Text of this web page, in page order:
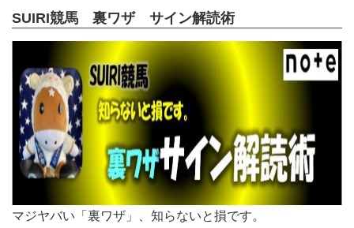
SUIRI競馬 裏ワザ サイン解読術
マジヤバい「裏ワザ」、知らないと損です。